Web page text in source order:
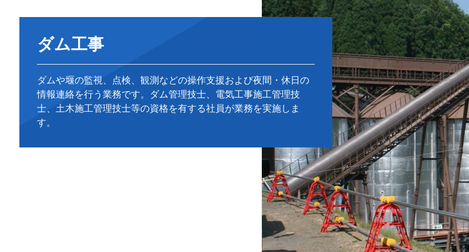
ダム工事
ダムや堰の監視、点検、観測などの操作支援および夜間・休日の
情報連絡を行う業務です。ダム管理技士、電気工事施工管理技
士、土木施工管理技士等の資格を有する社員が業務を実施しま
す。